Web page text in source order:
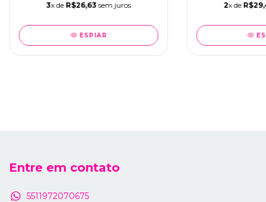
3x de R$26,63 sem juros
ESPIAR
2x de
Entre em contato
5511972070675